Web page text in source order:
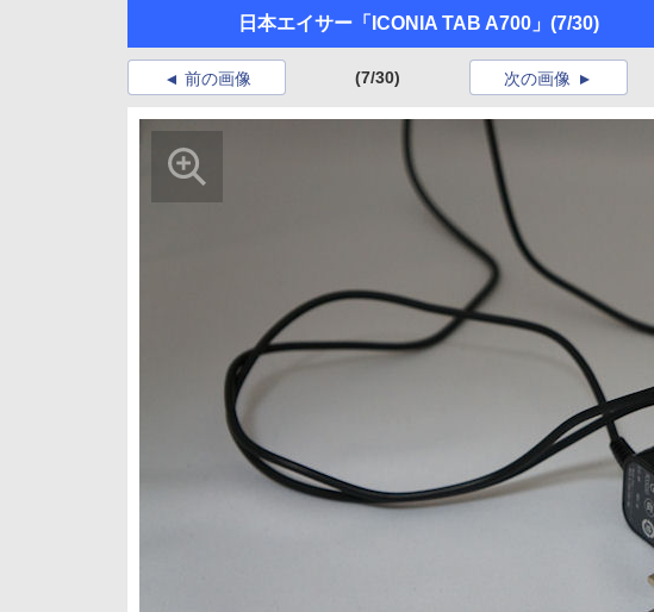
日本エイサー「ICONIA TAB A700」 (7/30)
前の画像 (7/30) 次の画像